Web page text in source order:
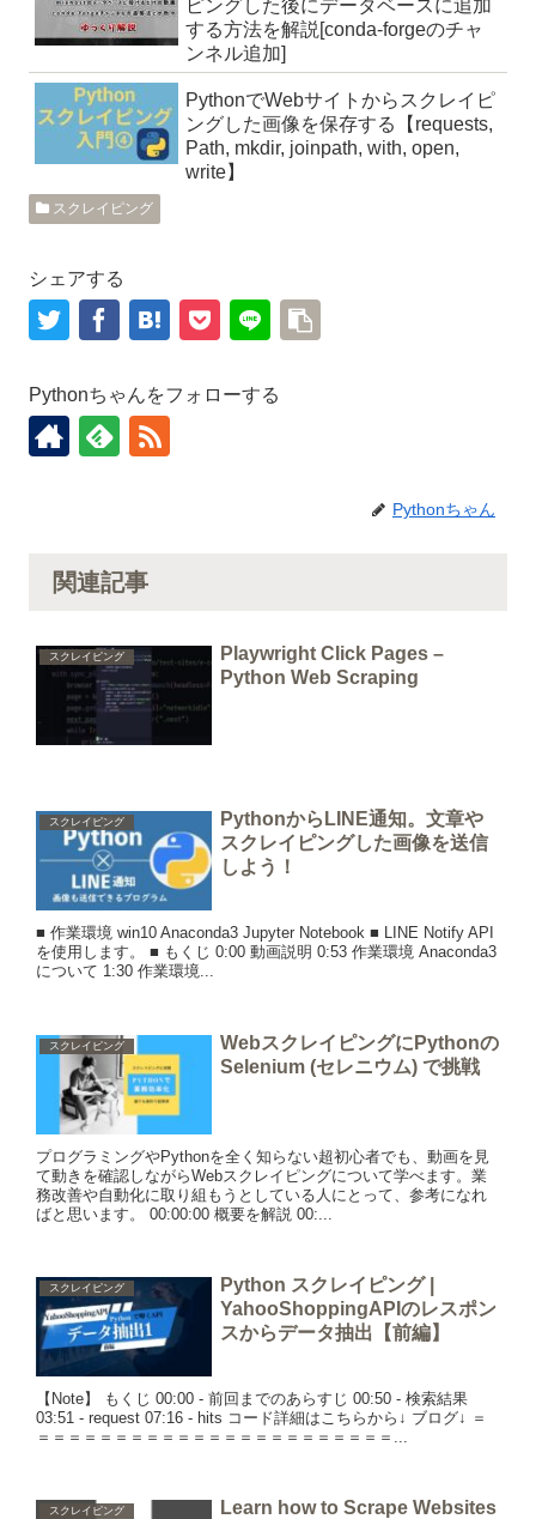
ピングした後にデータベースに追加
する方法を解説[conda-forgeのチャ
ンネル追加]
PythonでWebサイトからスクレイピ
ングした画像を保存する【requests,
Path, mkdir, joinpath, with, open,
write】
スクレイピング
シェアする
Pythonちゃんをフォローする
Pythonちゃん
関連記事
スクレイピング
Playwright Click Pages –
Python Web Scraping
スクレイピング
PythonからLINE通知。文章や
スクレイピングした画像を送信
しよう！
■ 作業環境 win10 Anaconda3 Jupyter Notebook ■ LINE Notify API
を使用します。 ■ もくじ 0:00 動画説明 0:53 作業環境 Anaconda3
について 1:30 作業環境...
スクレイピング
WebスクレイピングにPythonの
Selenium (セレニウム) で挑戦
プログラミングやPythonを全く知らない超初心者でも、動画を見
て動きを確認しながらWebスクレイピングについて学べます。業
務改善や自動化に取り組もうとしている人にとって、参考になれ
ばと思います。 00:00:00 概要を解説 00:...
スクレイピング
Python スクレイピング |
YahooShoppingAPIのレスポン
スからデータ抽出【前編】
【Note】 もくじ 00:00 - 前回までのあらすじ 00:50 - 検索結果
03:51 - request 07:16 - hits コード詳細はこちらから↓ ブログ↓ ＝
＝＝＝＝＝＝＝＝＝＝＝＝＝＝＝＝＝＝＝＝＝＝＝...
スクレイピング
Learn how to Scrape Websites